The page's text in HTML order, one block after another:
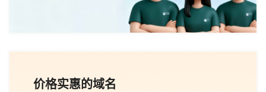
价格实惠的域名